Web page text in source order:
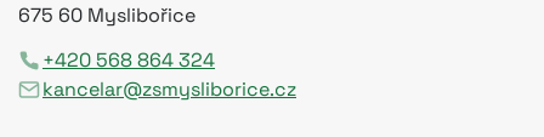
675 60 Myslibořice
+420 568 864 324
kancelar@zsmysliborice.cz